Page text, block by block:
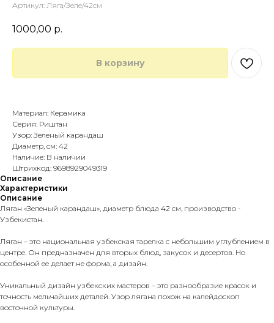
Артикул: Ляга/Зеле/42см
1000,00 р.
В корзину
Материал: Керамика
Серия: Риштан
Узор: Зеленый карандаш
Диаметр, см: 42
Наличие: В наличии
Штрихкод: 9698929049319
Описание
Характеристики
Описание
Ляган «Зеленый карандаш», диаметр блюда 42 см, производство -
Узбекистан.
Ляган – это национальная узбекская тарелка с небольшим углублением в
центре. Он предназначен для вторых блюд, закусок и десертов. Но
особенной ее делает не форма, а дизайн.
Уникальный дизайн узбекских мастеров – это разнообразие красок и
точность мельчайших деталей. Узор лягана похож на калейдоскоп
восточной культуры.